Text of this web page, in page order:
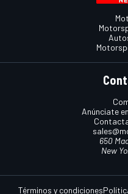
Anúnciate
650
New
Términos y condiciones